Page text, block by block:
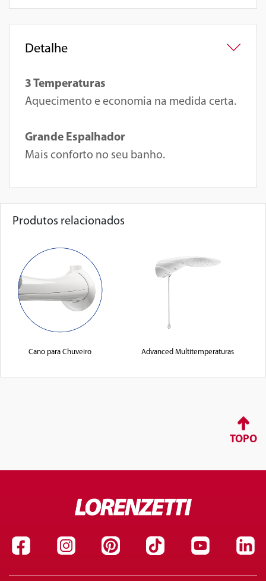
Detalhe
3 Temperaturas
Aquecimento e economia na medida certa.
Grande Espalhador
Mais conforto no seu banho.
Produtos relacionados
Cano para Chuveiro Advanced Multitemperaturas
TOPO